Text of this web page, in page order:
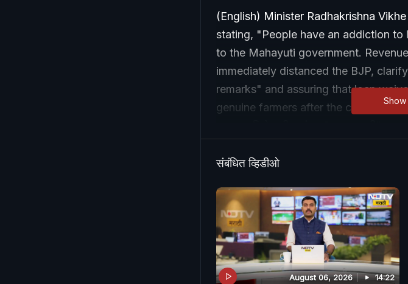
(English) Minister Radhakrishna
stating, "People have an addiction to
to the Mahayuti government.
immediately distanced the BJP,
remarks" and assuring that loan
genuine farmers after the committee's
सरकार अडचणीत आल्यावर चंद्रशेखर बावनकुळेंनी
कर्जमाफी होणार" असे स्पष्ट केले.
Show
संबंधित व्हिडीओ
August 06, 2026 14:22